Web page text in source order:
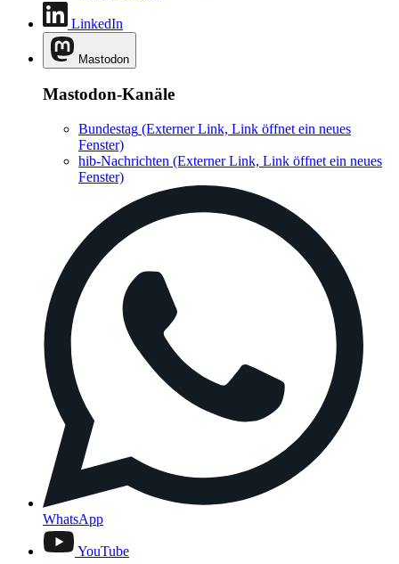
LinkedIn
Mastodon
Mastodon-Kanäle
Bundestag (Externer Link, Link öffnet ein neues
Fenster)
hib-Nachrichten (Externer Link, Link öffnet ein neues
Fenster)
WhatsApp
YouTube